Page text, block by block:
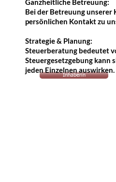
Inhaberin
Ganzheitliche Betreuung:
Bei der Betreuung
persönlichen Kontakt zu
Strategie & Planung:
Steuerberatung bedeutet
Steuergesetzgebung kann
jeden Einzelnen